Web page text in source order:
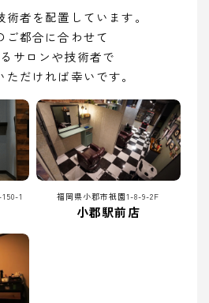
者を配置しています。
ご都合に合わせて
サロンや技術者で
ただければ幸いです。
1 福岡県小郡市祇園1-8-9-2F
小郡駅前店